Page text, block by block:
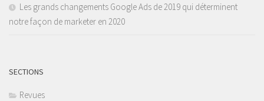
Les grands changements Google Ads de 2019 qui déterminent
notre façon de marketer en 2020
SECTIONS
Revues